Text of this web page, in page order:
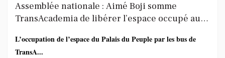
Assemblée nationale : Aimé Boji somme
TransAcademia de libérer l’espace occupé au
L’occupation de l’espace du Palais du Peuple par les bus de
TransA...